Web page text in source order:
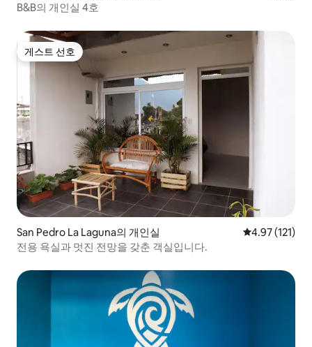
B&B의 개인실 4호
게스트 선호
게스트 선호
San Pedro La Laguna의 개인실 평점 4.97점(5
4.97 (121)
전용 욕실과 멋진 전망을 갖춘 객실입니다.